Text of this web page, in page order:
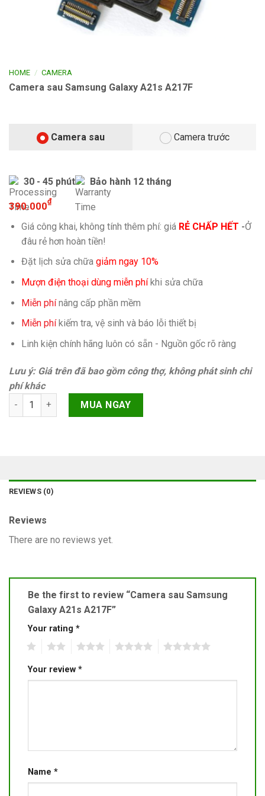
HOME / CAMERA
Camera sau Samsung Galaxy A21s A217F
Camera sau Camera trước
30 - 45 phút Bảo hành 12 tháng
390.000₫
Giá công khai, không tính thêm phí: giá RẺ CHẤP HẾT -Ở
đâu rẻ hơn hoàn tiền!
Đặt lịch sửa chữa giảm ngay 10%
Mượn điện thoại dùng miễn phíkhi sửa chữa
Miễn phínâng cấp phần mềm
Miễn phíkiếm tra, vệ sinh và báo lỗi thiết bị
Linh kiện chính hãng luôn có sẵn - Nguồn gốc rõ ràng
Lưu ý: Giá trên đã bao gồm công thợ, không phát sinh chi
phí khác
Camera sau Samsung Galaxy A21s A217F quantity
MUA NGAY
REVIEWS (0)
Reviews
There are no reviews yet.
Be the first to review “Camera sau Samsung
Galaxy A21s A217F”
Your rating *
Your review *
Name *